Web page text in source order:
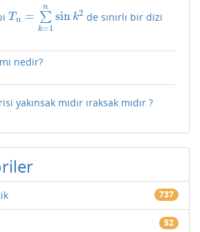
T n = ∑
k=1
n
sin k2
Tn=∑k =1 n sink 2
de sınırlı bir dizi
nedir?
yakınsak mıdır ıraksak mıdır ?
737
52